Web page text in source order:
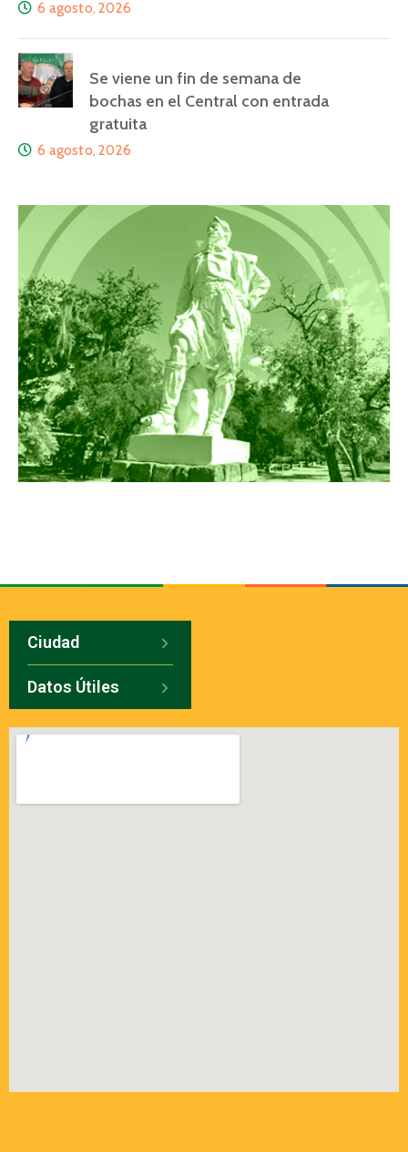
6 agosto, 2026
Se viene un fin de semana de
bochas en el Central con entrada
gratuita
6 agosto, 2026
Ciudad
Datos Útiles